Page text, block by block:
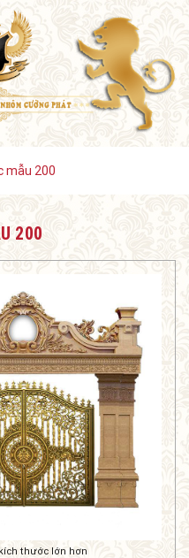
mẫu 200
200
thước lớn hơn